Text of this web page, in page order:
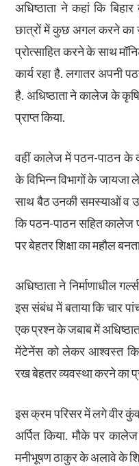
अधिष्ठाता ने कहां कि
छात्रों में कुछ अगल करने का
प्रोत्साहित करने के साथ
कार्य रहा है. लगातर अपनी
है. अधिष्ठाता ने कालेज के
प्राप्त किया.
वहीं कालेज में पठन-पाठन के
के विभिन्न विभागों के जायजा
साथ बैठ उनकी समस्याओं व
कि पठन-पाठन सहित कालेज
पर बेहतर शिक्षा का महौल
अधिष्ठाता ने निर्माणाधील
इस संबंध में बताया कि चार पांच
एक प्रश्न के जबाब में
मेंटेनेंस को लेकर आश्वस्त
रख बेहतर व्यवस्था करने का
इस क्रम परिसर में लगे वीर
अर्पित किया. मौके पर कालेज
मनीभूषण ठाकुर के अलावे के